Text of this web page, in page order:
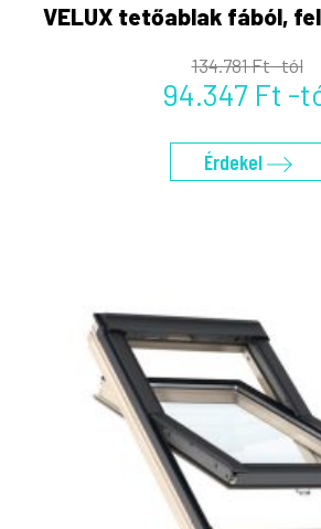
VELUX tetőablak fából,
134.781 Ft -tól
94.347 Ft -
Érdekel